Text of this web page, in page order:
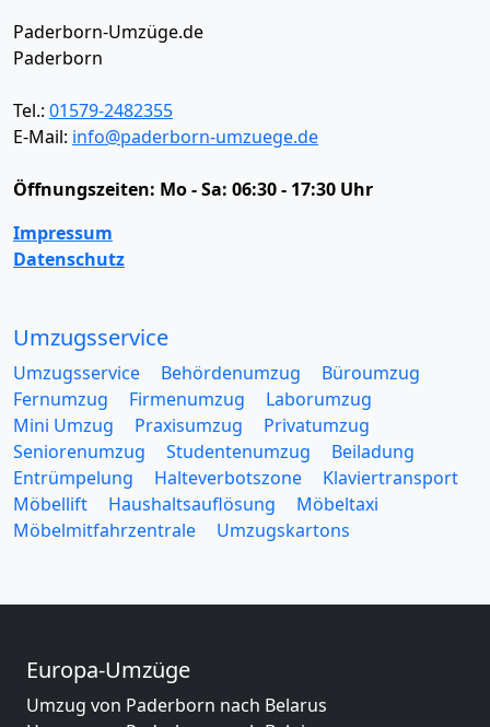
Paderborn-Umzüge.de
Paderborn
Tel.: 01579-2482355
E-Mail: info@paderborn-umzuege.de
Öffnungszeiten: Mo - Sa: 06:30 - 17:30 Uhr
Impressum
Datenschutz
Umzugsservice
Umzugsservice Behördenumzug
Büroumzug
Fernumzug
Firmenumzug
Laborumzug
Mini Umzug
Praxisumzug
Privatumzug
Seniorenumzug
Studentenumzug
Beiladung
Entrümpelung
Halteverbotszone
Klaviertransport
Möbellift
Haushaltsauflösung
Möbeltaxi
Möbelmitfahrzentrale
Umzugskartons
Europa-Umzüge
Umzug von Paderborn nach Belarus